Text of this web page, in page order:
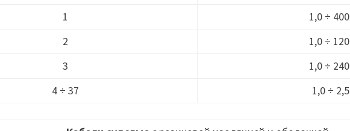
1
1,0 ÷ 400
2
1,0 ÷ 120
3
1,0 ÷ 240
4 ÷ 37
1,0 ÷ 2,5